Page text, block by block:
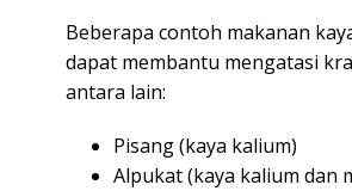
Beberapa contoh makanan
dapat membantu mengatasi
antara lain:
Pisang (kaya kalium)
Alpukat (kaya kalium dan